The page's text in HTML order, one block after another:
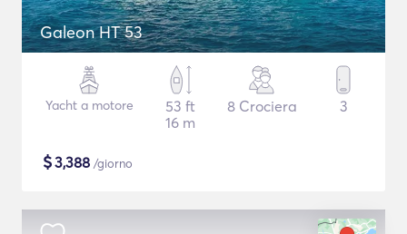
Galeon HT 53
Yacht a motore
53 ft
16 m
8 Crociera 3
$3,388 /giorno